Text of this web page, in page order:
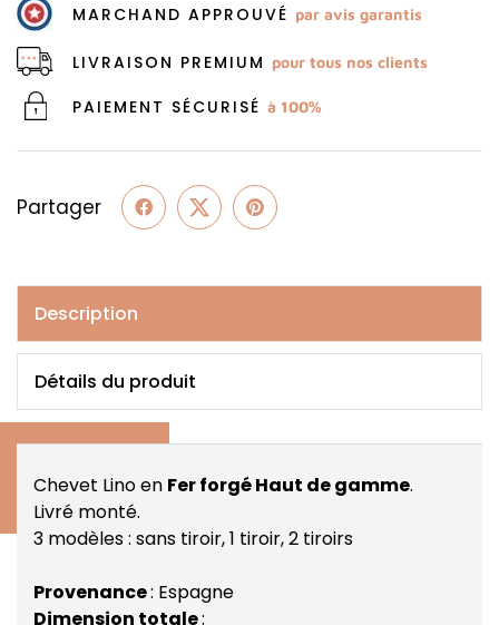
MARCHAND APPROUVÉ par avis garantis
LIVRAISON PREMIUM pour tous nos clients
PAIEMENT SÉCURISÉ à 100%
Partager
Description
Chevet Lino en Fer forgé Haut de gamme.
Livré monté.
3 modèles : sans tiroir, 1 tiroir, 2 tiroirs
Provenance: Espagne
Dimension totale:
Détails du produit